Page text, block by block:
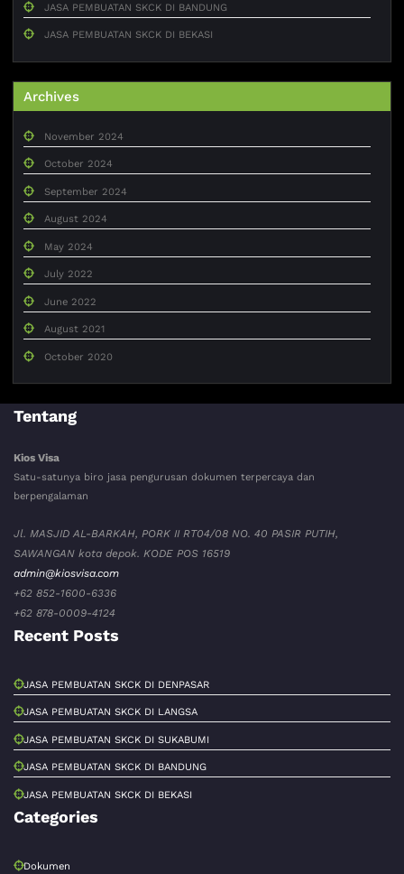
JASA PEMBUATAN SKCK DI BANDUNG
JASA PEMBUATAN SKCK DI BEKASI
Archives
November 2024
October 2024
September 2024
August 2024
May 2024
July 2022
June 2022
August 2021
October 2020
Tentang
Kios Visa
Satu-satunya biro jasa pengurusan dokumen terpercaya dan
berpengalaman
Jl. MASJID AL-BARKAH, PORK II RT04/08 NO. 40 PASIR PUTIH,
SAWANGAN kota depok. KODE POS 16519
admin@kiosvisa.com
+62 852-1600-6336
+62 878-0009-4124
Recent Posts
JASA PEMBUATAN SKCK DI DENPASAR
JASA PEMBUATAN SKCK DI LANGSA
JASA PEMBUATAN SKCK DI SUKABUMI
JASA PEMBUATAN SKCK DI BANDUNG
JASA PEMBUATAN SKCK DI BEKASI
Categories
Dokumen